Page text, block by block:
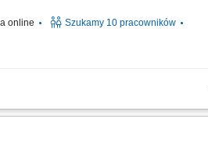
online
Szukamy 10 pracowników
gamy ubezpieczeń (życiowe, majątkowe,